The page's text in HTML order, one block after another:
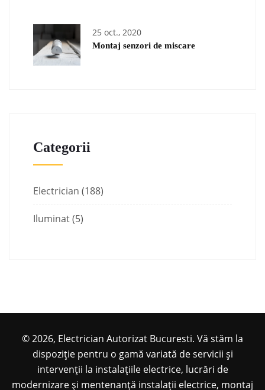
25 oct., 2020
Montaj senzori de miscare
Categorii
Electrician (188)
Iluminat(5)
© 2026, Electrician Autorizat Bucuresti. Vă stăm la
dispoziție pentru o gamă variată de servicii și
intervenții la instalațiile electrice, lucrări de
modernizare și mentenanță instalații electrice, montaj